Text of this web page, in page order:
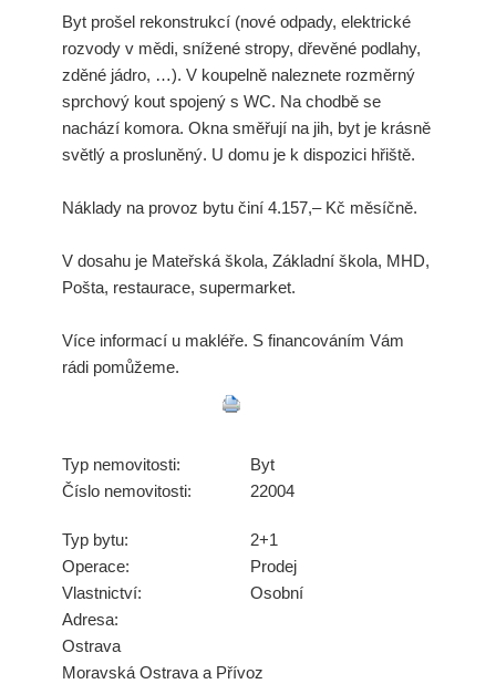
Byt prošel rekonstrukcí (nové odpady, elektrické
rozvody v mědi, snížené stropy, dřevěné podlahy,
zděné jádro, …). V koupelně naleznete rozměrný
sprchový kout spojený s WC. Na chodbě se
nachází komora. Okna směřují na jih, byt je krásně
světlý a prosluněný. U domu je k dispozici hřiště.
Náklady na provoz bytu činí 4.157,– Kč měsíčně.
V dosahu je Mateřská škola, Základní škola, MHD,
Pošta, restaurace, supermarket.
Více informací u makléře. S financováním Vám
rádi pomůžeme.
Typ nemovitosti:
Byt
Číslo nemovitosti:
22004
Typ bytu:
2+1
Operace:
Prodej
Vlastnictví:
Osobní
Adresa:
Ostrava
Moravská Ostrava a Přívoz